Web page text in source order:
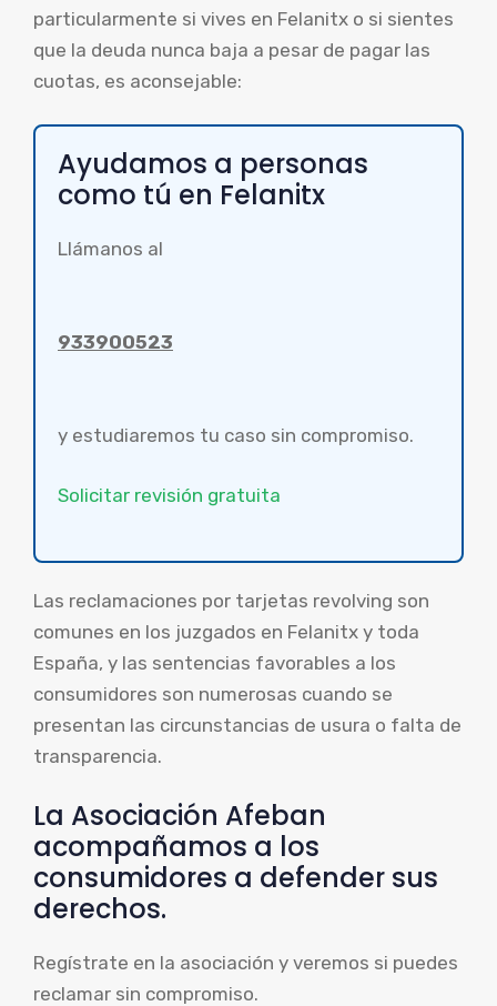
particularmente si vives en Felanitx o si sientes
que la deuda nunca baja a pesar de pagar las
cuotas, es aconsejable:
Ayudamos a personas
como tú en Felanitx
Llámanos al
933900523
y estudiaremos tu caso sin compromiso.
Solicitar revisión gratuita
Las reclamaciones por tarjetas revolving son
comunes en los juzgados en Felanitx y toda
España, y las sentencias favorables a los
consumidores son numerosas cuando se
presentan las circunstancias de usura o falta de
transparencia.
La Asociación Afeban
acompañamos a los
consumidores a defender sus
derechos.
Regístrate en la asociación y veremos si puedes
reclamar sin compromiso.